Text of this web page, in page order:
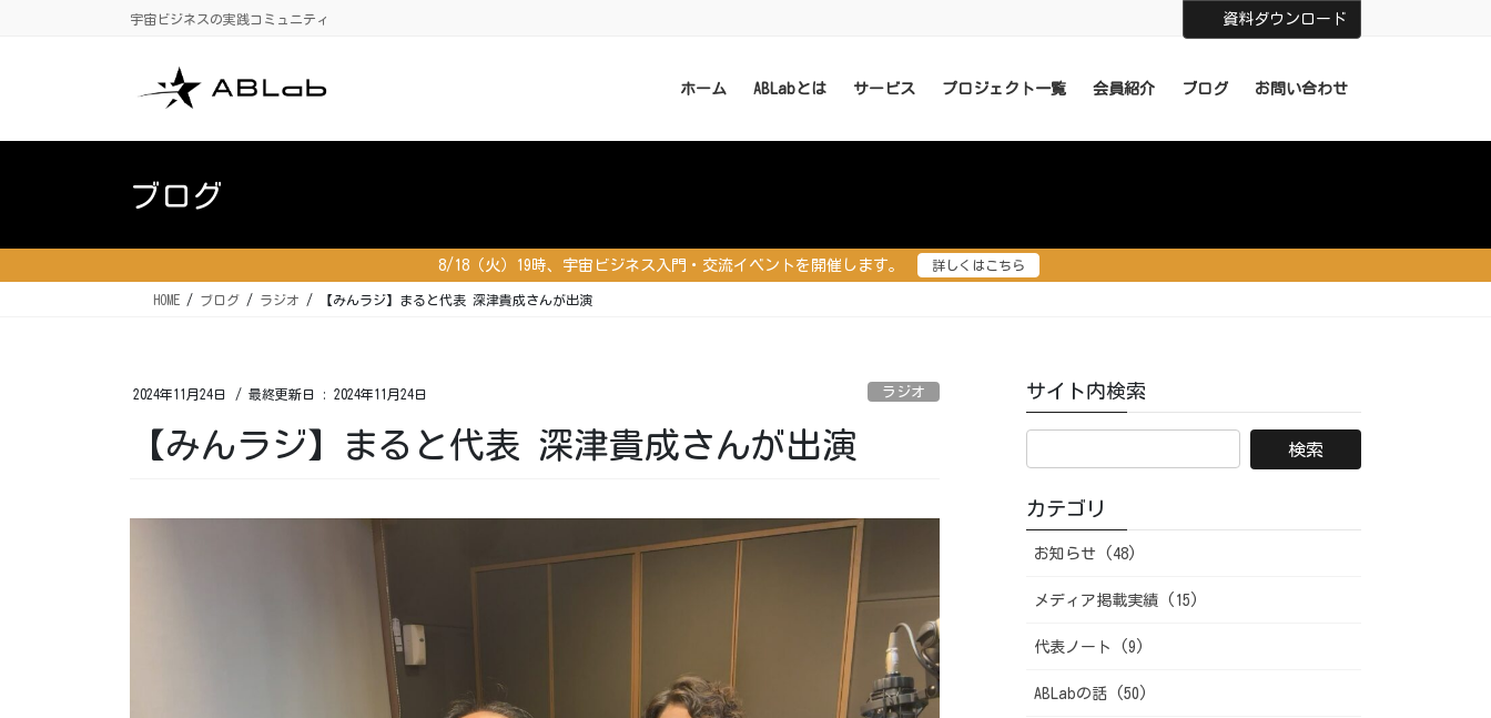
に
ョ
動
宇宙ビジネスの実践コミュニティ 資料ダウンロード
ホーム ABLabとは サービス プロジェクト一覧 会員紹介 ブログ お問い合わせ
ブログ
8/18（火）19時、宇宙ビジネス入門・交流イベントを開催します。 詳しくはこちら
HOME ブログ ラジオ 【みんラジ】まると代表 深津貴成さんが出演
2024年11月24日 / 最終更新日 : 2024年11月24日 ラジオ
【みんラジ】まると代表 深津貴成さんが出演
サイト内検索
カテゴリ
お知らせ (48)
メディア掲載実績 (15)
代表ノート (9)
ABLabの話 (50)